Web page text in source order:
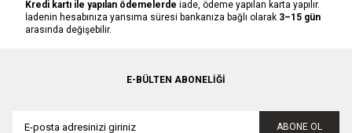
Kredi kartı ile yapılan ödemelerde iade, ödeme yapılan karta yapılır.
İadenin hesabınıza yansıma süresi bankanıza bağlı olarak 3–15 gün
arasında değişebilir.
E-BÜLTEN ABONELIĞI
ABONE OL